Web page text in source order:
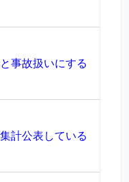
事故扱いにする
計公表している